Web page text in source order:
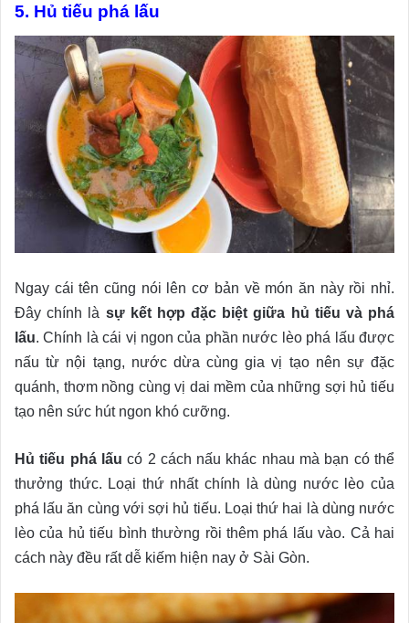
5. Hủ tiếu phá lấu
Ngay cái tên cũng nói lên cơ bản về món ăn này rồi nhỉ.
Đây chính là sự kết hợp đặc biệt giữa hủ tiếu và phá
lấu. Chính là cái vị ngon của phần nước lèo phá lấu được
nấu từ nội tạng, nước dừa cùng gia vị tạo nên sự đặc
quánh, thơm nồng cùng vị dai mềm của những sợi hủ tiếu
tạo nên sức hút ngon khó cưỡng.
Hủ tiếu phá lấu có 2 cách nấu khác nhau mà bạn có thể
thưởng thức. Loại thứ nhất chính là dùng nước lèo của
phá lấu ăn cùng với sợi hủ tiếu. Loại thứ hai là dùng nước
lèo của hủ tiếu bình thường rồi thêm phá lấu vào. Cả hai
cách này đều rất dễ kiếm hiện nay ở Sài Gòn.